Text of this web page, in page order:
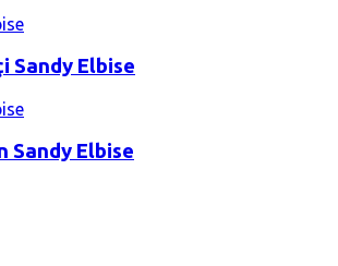
Sandy Elbise
Sandy Elbise